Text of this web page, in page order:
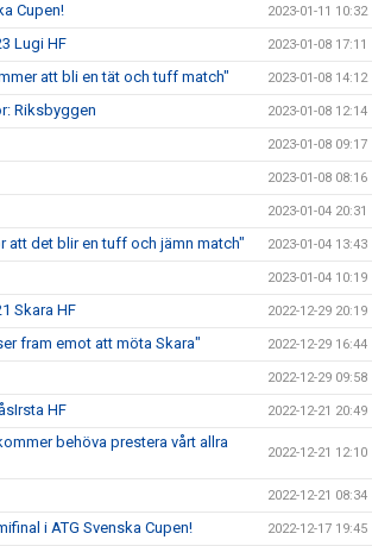
Cupen! 2023-01-11 10:32
Lugi HF 2023-01-08 17:11
att bli en tät och tuff match" 2023-01-08 14:12
Riksbyggen 2023-01-08 12:14
2023-01-08 09:17
2023-01-08 08:16
2023-01-04 20:31
att det blir en tuff och jämn match" 2023-01-04 13:43
2023-01-04 10:19
Skara HF 2022-12-29 20:19
fram emot att möta Skara" 2022-12-29 16:44
2022-12-29 09:58
HF 2022-12-21 20:49
behöva prestera vårt allra
2022-12-21 12:10
2022-12-21 08:34
i ATG Svenska Cupen! 2022-12-17 19:45